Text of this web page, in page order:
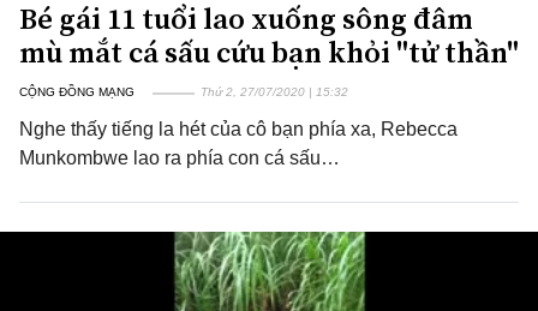
Bé gái 11 tuổi lao xuống sông đâm
mù mắt cá sấu cứu bạn khỏi "tử thần"
CỘNG ĐỒNG MẠNG Thứ 2, 27/07/2020 | 15:32
Nghe thấy tiếng la hét của cô bạn phía xa, Rebecca
Munkombwe lao ra phía con cá sấu…